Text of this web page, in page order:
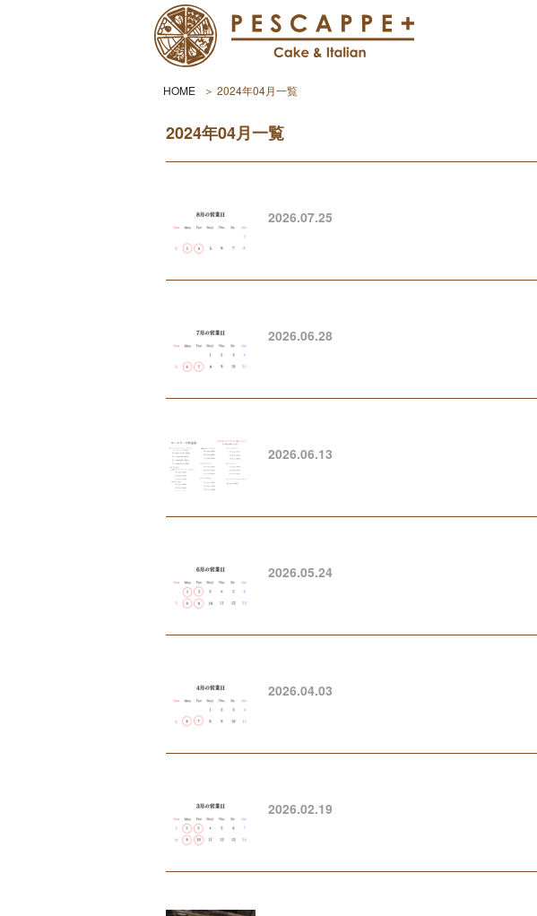
HOME 2024年04月一覧
2024年04月一覧
2026.07.25
2026.06.28
2026.06.13
2026.05.24
2026.04.03
2026.02.19